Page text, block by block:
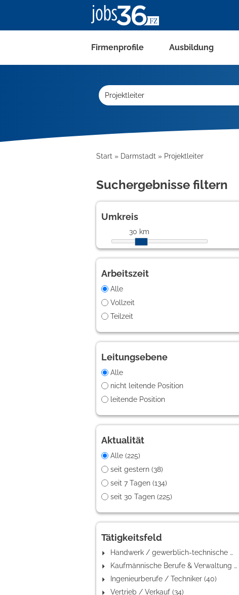
Firmenprofile Ausbildung
Start Darmstadt Projektleiter
Suchergebnisse filtern
Umkreis
30 km
Arbeitszeit
Alle
Vollzeit
Teilzeit
Leitungsebene
Alle
nicht leitende Position
leitende Position
Aktualität
Alle (225)
seit gestern (38)
seit 7 Tagen (134)
seit 30 Tagen (225)
Tätigkeitsfeld
Handwerk / gewerblich-technische Berufe (47)
Kaufmännische Berufe & Verwaltung (44)
Ingenieurberufe / Techniker (40)
Vertrieb / Verkauf (34)